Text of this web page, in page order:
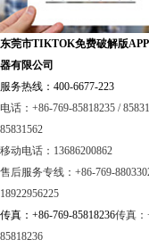
东莞市TIKTOK免费破解版
器有限公司
服务热线：400-6677-223
电话：+86-769-85818235 /
85831562
移动电话：13686200862
售后服务专线：+86-769-
18922956225
传真：+86-769-85818236传真
85818236